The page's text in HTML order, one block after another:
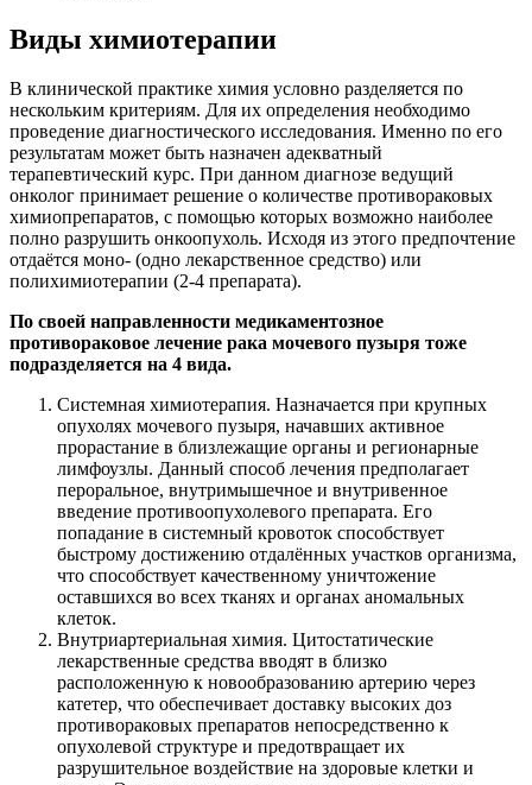
Виды химиотерапии
В клинической практике химия условно разделяется по
нескольким критериям. Для их определения необходимо
проведение диагностического исследования. Именно по его
результатам может быть назначен адекватный
терапевтический курс. При данном диагнозе ведущий
онколог принимает решение о количестве противораковых
химиопрепаратов, с помощью которых возможно наиболее
полно разрушить онкоопухоль. Исходя из этого предпочтение
отдаётся моно- (одно лекарственное средство) или
полихимиотерапии (2-4 препарата).
По своей направленности медикаментозное
противораковое лечение рака мочевого пузыря тоже
подразделяется на 4 вида.
Системная химиотерапия. Назначается при крупных
опухолях мочевого пузыря, начавших активное
прорастание в близлежащие органы и регионарные
лимфоузлы. Данный способ лечения предполагает
пероральное, внутримышечное и внутривенное
введение противоопухолевого препарата. Его
попадание в системный кровоток способствует
быстрому достижению отдалённых участков организма,
что способствует качественному уничтожение
оставшихся во всех тканях и органах аномальных
клеток.
Внутриартериальная химия. Цитостатические
лекарственные средства вводят в близко
расположенную к новообразованию артерию через
катетер, что обеспечивает доставку высоких доз
противораковых препаратов непосредственно к
опухолевой структуре и предотвращает их
разрушительное воздействие на здоровые клетки и